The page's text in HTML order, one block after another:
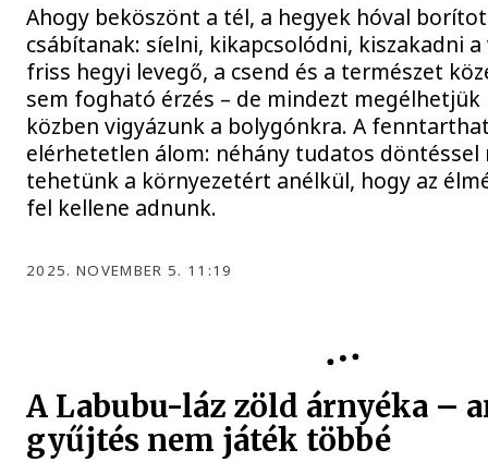
Ahogy beköszönt a tél, a hegyek hóval
csábítanak: síelni, kikapcsolódni, kiszakadni a
friss hegyi levegő, a csend és a természet
sem fogható érzés – de mindezt megélhetjük
közben vigyázunk a bolygónkra. A
elérhetetlen álom: néhány tudatos döntéssel
tehetünk a környezetért anélkül, hogy az
fel kellene adnunk.
2025. NOVEMBER 5. 11:19
A Labubu-láz zöld árnyéka –
gyűjtés nem játék többé